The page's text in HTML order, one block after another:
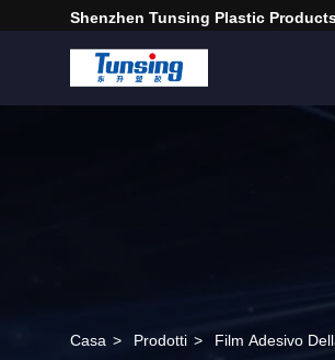
Shenzhen Tunsing Plastic
Casa > Prodotti > Film Adesivo